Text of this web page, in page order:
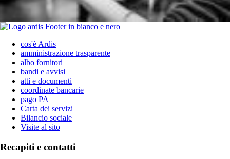
cos'è Ardis
amministrazione trasparente
albo fornitori
bandi e avvisi
atti e documenti
coordinate bancarie
pago PA
Carta dei servizi
Bilancio sociale
Visite al sito
Recapiti e contatti